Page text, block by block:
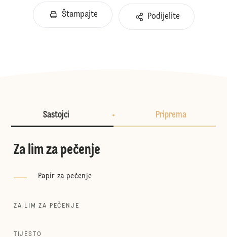
Štampajte Podijelite
Sastojci Priprema
Za lim za pečenje
Papir za pečenje
ZA LIM ZA PEČENJE
TIJESTO